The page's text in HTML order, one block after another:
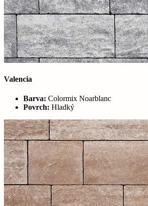
Valencia
Barva: Colormix Noarblanc
Povrch: Hladký